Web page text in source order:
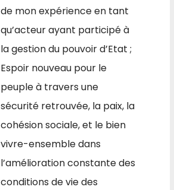
de mon expérience en tant
qu’acteur ayant participé à
la gestion du pouvoir d’Etat ;
Espoir nouveau pour le
peuple à travers une
sécurité retrouvée, la paix, la
cohésion sociale, et le bien
vivre-ensemble dans
l’amélioration constante des
conditions de vie des